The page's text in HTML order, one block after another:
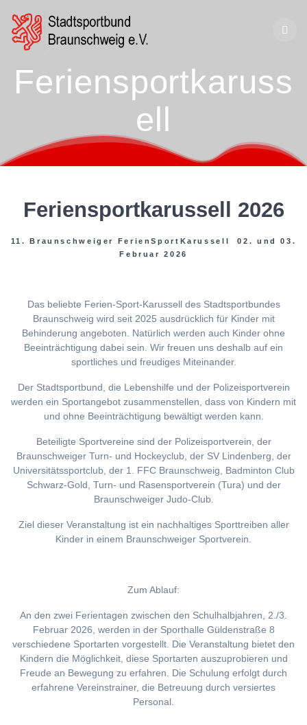
Feriensportkaruss
ell
Feriensportkarussell 2026
11. Braunschweiger FerienSportKarussell 02. und 03.
Februar 2026
Das beliebte Ferien-Sport-Karussell des Stadtsportbundes
Braunschweig wird seit 2025 ausdrücklich für Kinder mit
Behinderung angeboten. Natürlich werden auch Kinder ohne
Beeinträchtigung dabei sein. Wir freuen uns deshalb auf ein
sportliches und freudiges Miteinander.
Der Stadtsportbund, die Lebenshilfe und der Polizeisportverein
werden ein Sportangebot zusammenstellen, dass von Kindern mit
und ohne Beeinträchtigung bewältigt werden kann.
Beteiligte Sportvereine sind der Polizeisportverein, der
Braunschweiger Turn- und Hockeyclub, der SV Lindenberg, der
Universitätssportclub, der 1. FFC Braunschweig, Badminton Club
Schwarz-Gold, Turn- und Rasensportverein (Tura) und der
Braunschweiger Judo-Club.
Ziel dieser Veranstaltung ist ein nachhaltiges Sporttreiben aller
Kinder in einem Braunschweiger Sportverein.
Zum Ablauf:
An den zwei Ferientagen zwischen den Schulhalbjahren, 2./3.
Februar 2026, werden in der Sporthalle Güldenstraße 8
verschiedene Sportarten vorgestellt. Die Veranstaltung bietet den
Kindern die Möglichkeit, diese Sportarten auszuprobieren und
Freude an Bewegung zu erfahren. Die Schulung erfolgt durch
erfahrene Vereinstrainer, die Betreuung durch versiertes
Personal.